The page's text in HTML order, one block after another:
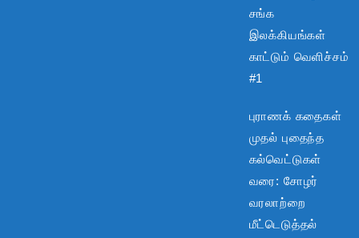
சங்க
இலக்கியங்கள்
காட்டும் வெளிச்சம்
#1
புராணக் கதைகள்
முதல் புதைந்த
கல்வெட்டுகள்
வரை: சோழர்
வரலாற்றை
மீட்டெடுத்தல்